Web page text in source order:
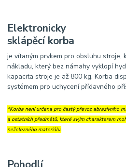
Elektronicky
sklápěcí korba
je vítaným prvkem pro obsluhu stroje,
nákladu, který bez námahy vyklopí
kapacita stroje je až 800 kg. Korba
systémem pro uchycení přídavného
*Korba není určena pro častý převoz abrazivního
a ostatních předmětů, které svým charakterem
neželezného materiálu.